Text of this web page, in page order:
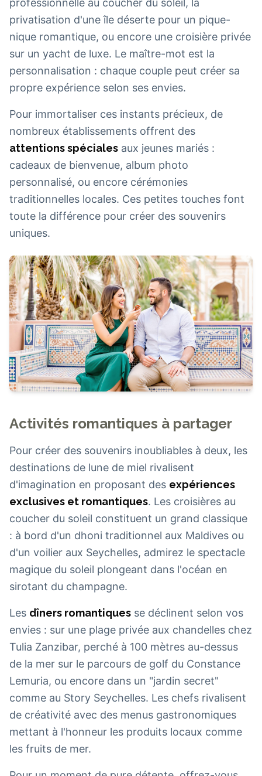
professionnelle au coucher du soleil, la
privatisation d'une île déserte pour un pique-
nique romantique, ou encore une croisière privée
sur un yacht de luxe. Le maître-mot est la
personnalisation : chaque couple peut créer sa
propre expérience selon ses envies.
Pour immortaliser ces instants précieux, de
nombreux établissements offrent des
attentions spéciales aux jeunes mariés :
cadeaux de bienvenue, album photo
personnalisé, ou encore cérémonies
traditionnelles locales. Ces petites touches font
toute la différence pour créer des souvenirs
uniques.
Activités romantiques à partager
Pour créer des souvenirs inoubliables à deux, les
destinations de lune de miel rivalisent
d'imagination en proposant des expériences
exclusives et romantiques. Les croisières au
coucher du soleil constituent un grand classique
: à bord d'un dhoni traditionnel aux Maldives ou
d'un voilier aux Seychelles, admirez le spectacle
magique du soleil plongeant dans l'océan en
sirotant du champagne.
Les dîners romantiques se déclinent selon vos
envies : sur une plage privée aux chandelles chez
Tulia Zanzibar, perché à 100 mètres au-dessus
de la mer sur le parcours de golf du Constance
Lemuria, ou encore dans un "jardin secret"
comme au Story Seychelles. Les chefs rivalisent
de créativité avec des menus gastronomiques
mettant à l'honneur les produits locaux comme
les fruits de mer.